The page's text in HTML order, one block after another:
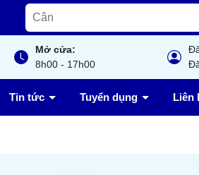
Mở cửa:
8h00 - 17h00
Tin tức Tuyển dụng Liên